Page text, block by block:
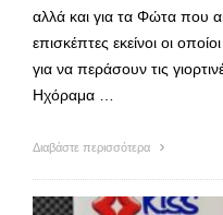
αλλά και για τα Φώτα που
επισκέπτες εκείνοι οι
για να περάσουν τις
Ηχόραμα …
Διαβάστε περισσότερα